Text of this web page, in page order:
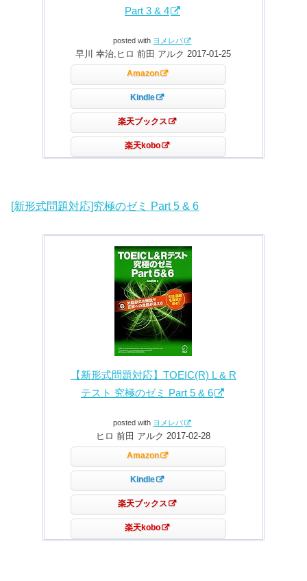
Part 3 & 4
posted with ヨメレバ
早川 幸治,ヒロ 前田 アルク 2017-01-25
Amazon
Kindle
楽天ブックス
楽天kobo
[新形式問題対応]究極のゼミ Part 5 & 6
【新形式問題対応】TOEIC(R) L & R
テスト 究極のゼミ Part 5 & 6
posted with ヨメレバ
ヒロ 前田 アルク 2017-02-28
Amazon
Kindle
楽天ブックス
楽天kobo